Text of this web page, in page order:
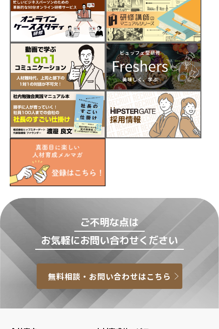
ご不明な点は
お気軽にお問い合わせください
無料相談・お問い合わせはこちら